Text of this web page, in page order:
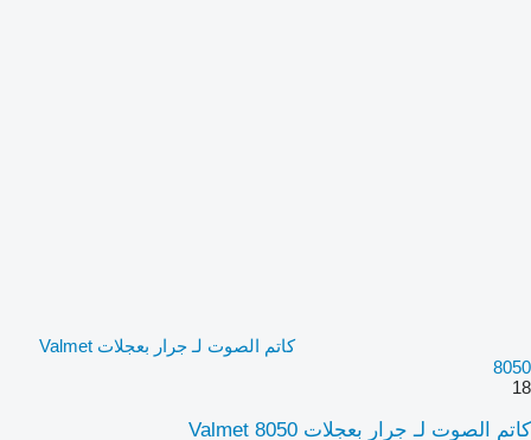
كاتم الصوت لـ جرار بعجلات Valmet
8050
18
كاتم الصوت لـ جرار بعجلات Valmet 8050